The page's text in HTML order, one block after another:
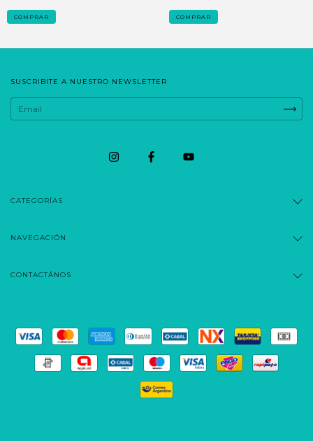
COMPRAR COMPRAR
SUSCRIBITE A NUESTRO NEWSLETTER
CATEGORÍAS
NAVEGACIÓN
CONTACTÁNOS